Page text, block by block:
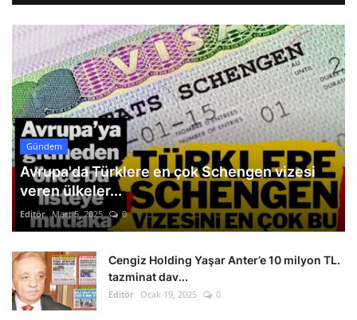
Gündem
Avrupa'da Türklere en çok Schengen vizesi
veren ülkeler...
Editör Mart 5, 2025 0
Cengiz Holding Yaşar Anter’e 10 milyon TL.
tazminat dav...
Editör Ocak 19, 2025 0